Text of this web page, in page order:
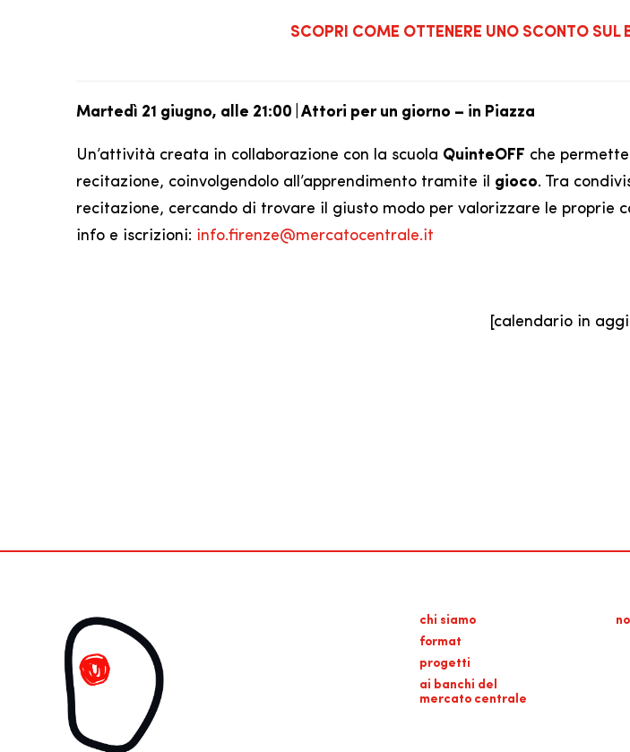
SCOPRI COME OTTENERE UNO SCONTO
Martedì 21 giugno, alle 21:00 | Attori per un giorno – in Piazza
Un’attività creata in collaborazione con la scuola QuinteOFF che
recitazione, coinvolgendolo all’apprendimento tramite il gioco. Tra
recitazione, cercando di trovare il giusto modo per valorizzare le
info e iscrizioni: info.firenze@mercatocentrale.it
[calendario in
chi siamo
format
progetti
ai banchi del
mercato centrale